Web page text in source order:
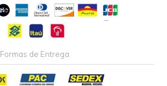
Formas de Entrega